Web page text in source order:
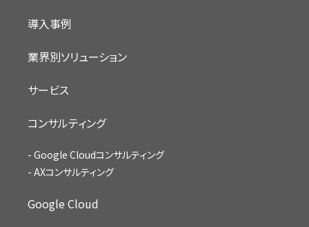
導入事例
業界別ソリューション
サービス
コンサルティング
Google Cloudコンサルティング
AXコンサルティング
Google Cloud